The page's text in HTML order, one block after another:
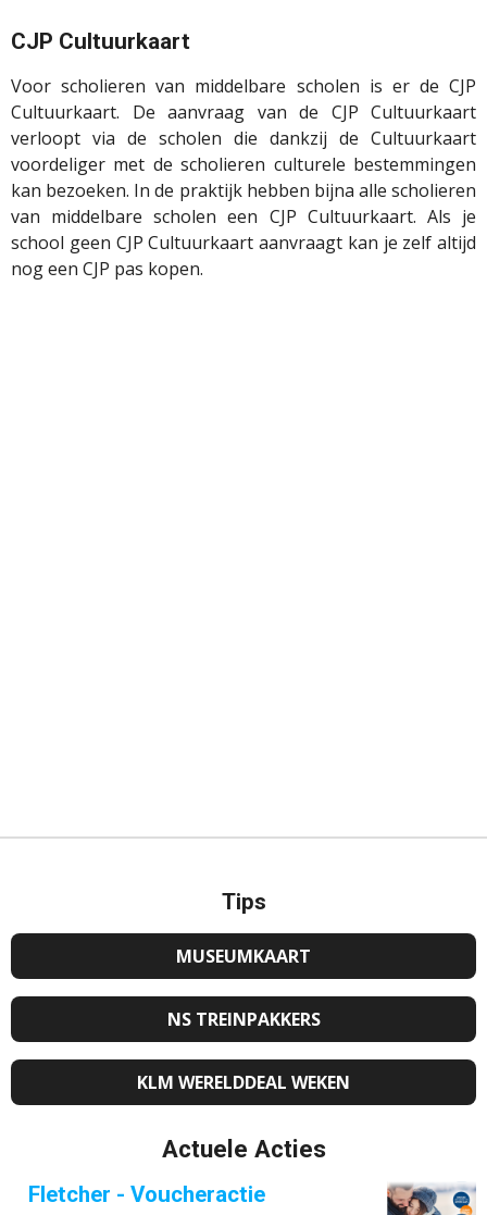
CJP Cultuurkaart
Voor scholieren van middelbare scholen is er de CJP
Cultuurkaart. De aanvraag van de CJP Cultuurkaart
verloopt via de scholen die dankzij de Cultuurkaart
voordeliger met de scholieren culturele bestemmingen
kan bezoeken. In de praktijk hebben bijna alle scholieren
van middelbare scholen een CJP Cultuurkaart. Als je
school geen CJP Cultuurkaart aanvraagt kan je zelf altijd
nog een CJP pas kopen.
Tips
MUSEUMKAART
NS TREINPAKKERS
KLM WERELDDEAL WEKEN
Actuele Acties
Fletcher - Voucheractie